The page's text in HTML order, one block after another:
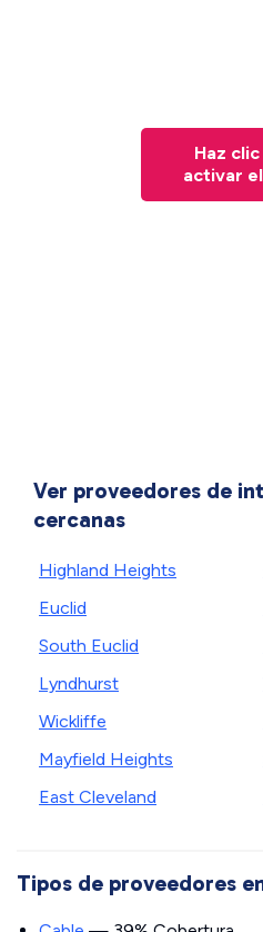
Haz
activar
Ver proveedores de
cercanas
Highland Heights
Euclid
South Euclid
Lyndhurst
Wickliffe
Mayfield Heights
East Cleveland
Tipos de proveedores